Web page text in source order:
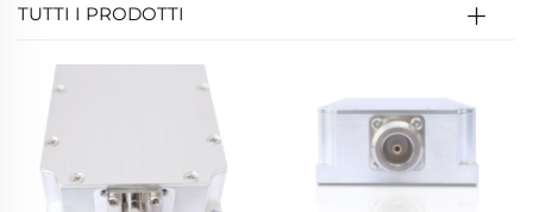
TUTTI I PRODOTTI